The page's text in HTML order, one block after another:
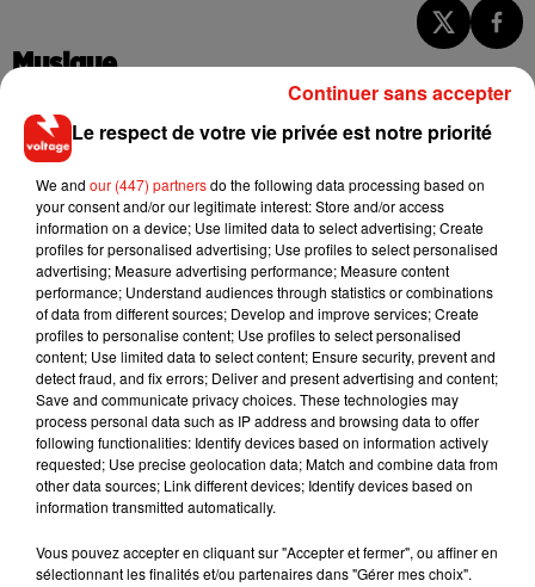
Musique
7 août 2026
RÜFÜS DU SOL annonce un nouvel
7 août 2026
Angèle et Amélie Lens dévoilent leur
collaboration tant attendue
6 août 2026
Il y a 10 ans, DJ Snake changeait de
dimension avec son premier...
Le respect de votre vie privée est notre priorité
We and our (447) partnersdo the following data processing based on
your consent and/or our legitimate interest: Store and/or access
information on a device; Use limited data to select advertising; Create
profiles for personalised advertising; Use profiles to select personalised
advertising; Measure advertising performance; Measure content
performance; Understand audiences through statistics or combinations
of data from different sources; Develop and improve services; Create
profiles to personalise content; Use profiles to select personalised
content; Use limited data to select content; Ensure security, prevent and
detect fraud, and fix errors; Deliver and present advertising and content;
Save and communicate privacy choices. These technologies may
process personal data such as IP address and browsing data to offer
following functionalities: Identify devices based on information actively
requested; Use precise geolocation data; Match and combine data from
other data sources; Link different devices; Identify devices based on
information transmitted automatically.
Vous pouvez accepter en cliquant sur "Accepter et fermer", ou affiner en
sélectionnant les finalités et/ou partenaires dans "Gérer mes choix".
Continuer sans accepter